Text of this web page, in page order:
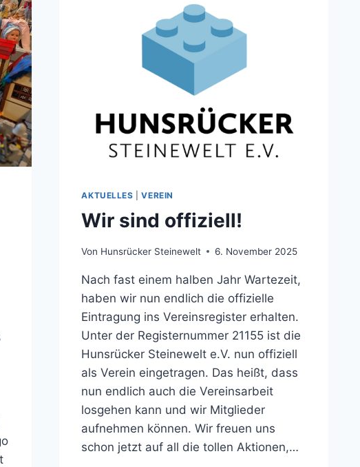
AKTUELLES |VEREIN
Wir sind offiziell!
Von Hunsrücker Steinewelt 6. November 2025
Nach fast einem halben Jahr Wartezeit,
haben wir nun endlich die offizielle
Eintragung ins Vereinsregister erhalten.
Unter der Registernummer 21155 ist die
Hunsrücker Steinewelt e.V. nun offiziell
als Verein eingetragen. Das heißt, dass
nun endlich auch die Vereinsarbeit
losgehen kann und wir Mitglieder
aufnehmen können. Wir freuen uns
schon jetzt auf all die tollen Aktionen,…